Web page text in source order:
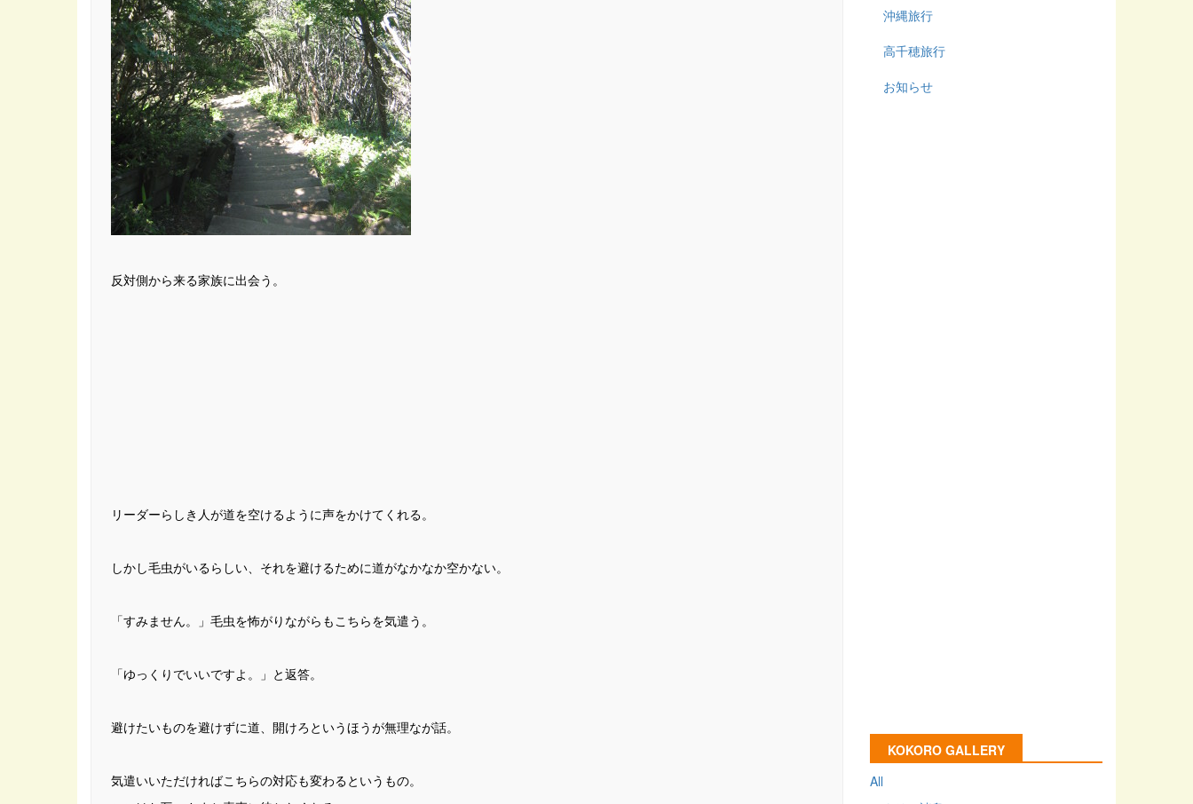
反対側から来る家族に出会う。
リーダーらしき人が道を空けるように声をかけてくれる。
しかし毛虫がいるらしい、それを避けるために道がなかなか空かない。
「すみません。」毛虫を怖がりながらもこちらを気遣う。
「ゆっくりでいいですよ。」と返答。
避けたいものを避けずに道、開けろというほうが無理なが話。
気遣いいただければこちらの対応も変わるというもの。
沖縄旅行
高千穂旅行
お知らせ
KOKORO GALLERY
All